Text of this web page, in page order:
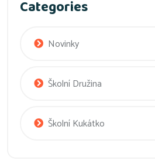
Categories
Novinky
Školní Družina
Školní Kukátko